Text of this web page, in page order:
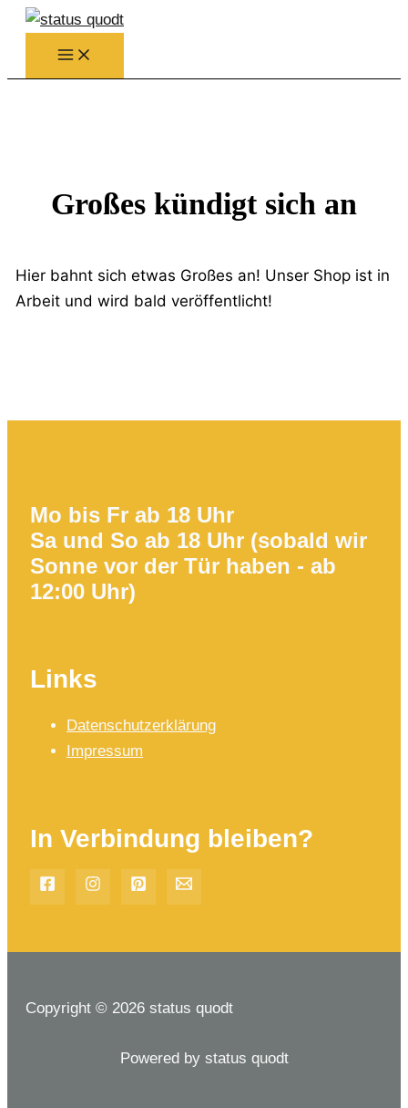
Zum
Inhalt
springen
Großes kündigt sich an
Hier bahnt sich etwas Großes an! Unser Shop ist in
Arbeit und wird bald veröffentlicht!
Mo bis Fr ab 18 Uhr
Sa und So ab 18 Uhr (sobald wir
Sonne vor der Tür haben - ab
12:00 Uhr)
Links
Datenschutzerklärung
Impressum
In Verbindung bleiben?
Copyright © 2026 status quodt
Powered by status quodt